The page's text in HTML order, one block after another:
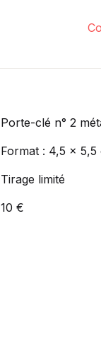
Porte-clé n° 2
Format : 4,5 x 5,5
Tirage limité
10 €